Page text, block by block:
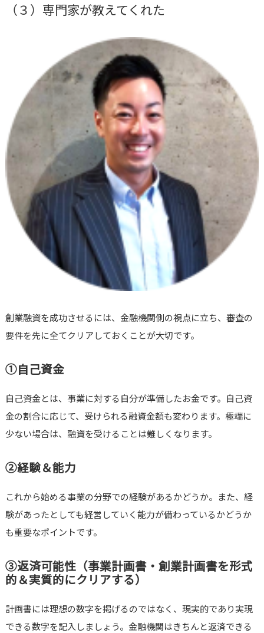
（３）専門家が教えてくれた
創業融資を成功させるには、金融機関側の視点に立ち、審査の
要件を先に全てクリアしておくことが大切です。
①自己資金
自己資金とは、事業に対する自分が準備したお金です。自己資
金の割合に応じて、受けられる融資金額も変わります。極端に
少ない場合は、融資を受けることは難しくなります。
②経験＆能力
これから始める事業の分野での経験があるかどうか。また、経
験があったとしても経営していく能力が備わっているかどうか
も重要なポイントです。
③返済可能性（事業計画書・創業計画書を形式
的＆実質的にクリアする）
計画書には理想の数字を掲げるのではなく、現実的であり実現
できる数字を記入しましょう。金融機関はきちんと返済できる